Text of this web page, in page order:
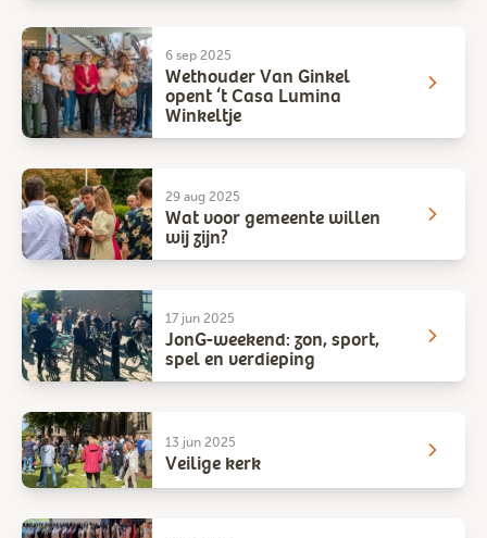
Wethouder Van Ginkel
opent ‘t Casa Lumina
Winkeltje
6 sep 2025
Wat voor gemeente willen
wij zijn?
29 aug 2025
JonG-weekend: zon, sport,
spel en verdieping
17 jun 2025
Veilige kerk
13 jun 2025